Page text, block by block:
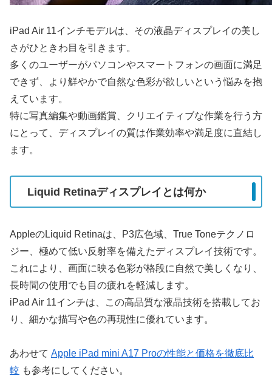
iPad Air 11インチモデルは、その液晶ディスプレイの美し
さがひときわ目を引きます。
多くのユーザーがパソコンやスマートフォンの画面に満足
できず、より鮮やかで自然な色彩が欲しいという悩みを抱
えています。
特に写真編集や動画鑑賞、クリエイティブな作業を行う方
にとって、ディスプレイの質は作業効率や満足度に直結し
ます。
Liquid Retinaディスプレイとは何か
AppleのLiquid Retinaは、P3広色域、True Toneテクノロ
ジー、極めて低い反射率を備えたディスプレイ技術です。
これにより、画面に映る色彩が格段に自然で美しくなり、
長時間の使用でも目の疲れを軽減します。
iPad Air 11インチは、この高品質な液晶技術を搭載してお
り、細かな描写や色の再現性に優れています。
あわせて Apple iPad mini A17 Proの性能と価格を徹底比
較 も参考にしてください。